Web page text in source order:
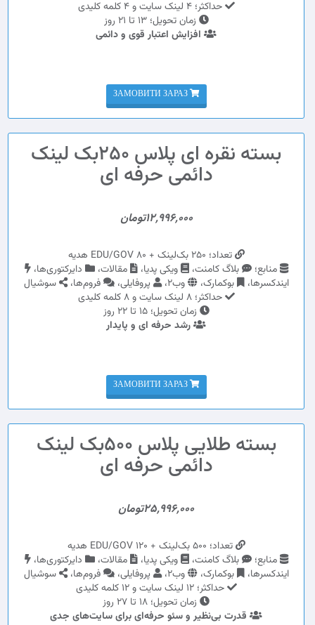
حداکثر؛ 4 لینک سایت و 4 کلمه کلیدی
زمان تحویل؛ 13 تا 21 روز
افزایش اعتبار قوی و دائمی
ЗАМОВИТИ ЗАРАЗ
بسته نقره ای پلاس 250بک لینک
دائمی حرفه ای
12,996,000تومان
تعداد؛ 250 بک‌لینک + 80 EDU/GOV هدیه
منابع؛
بلاگ کامنت، ویکی پدیا، مقالات،
دایرکتوری‌ها،
ایندکسرها،
بوکمارک، وب2، پروفایلی، فروم‌ها،
سوشیال
حداکثر؛ 8 لینک سایت و 8 کلمه کلیدی
زمان تحویل؛ 15 تا 22 روز
رشد حرفه ای و پایدار
ЗАМОВИТИ ЗАРАЗ
بسته طلایی پلاس 500بک لینک
دائمی حرفه ای
25,996,000تومان
تعداد؛ 500 بک‌لینک + 120 EDU/GOV هدیه
منابع؛
بلاگ کامنت، ویکی پدیا، مقالات،
دایرکتوری‌ها،
ایندکسرها،
بوکمارک، وب2، پروفایلی، فروم‌ها،
سوشیال
حداکثر؛ 12 لینک سایت و 12 کلمه کلیدی
زمان تحویل؛ 18 تا 27 روز
قدرت بی‌نظیر و سئو حرفه‌ای برای سایت‌های جدی